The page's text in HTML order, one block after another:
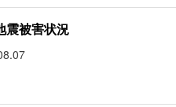
震被害状況